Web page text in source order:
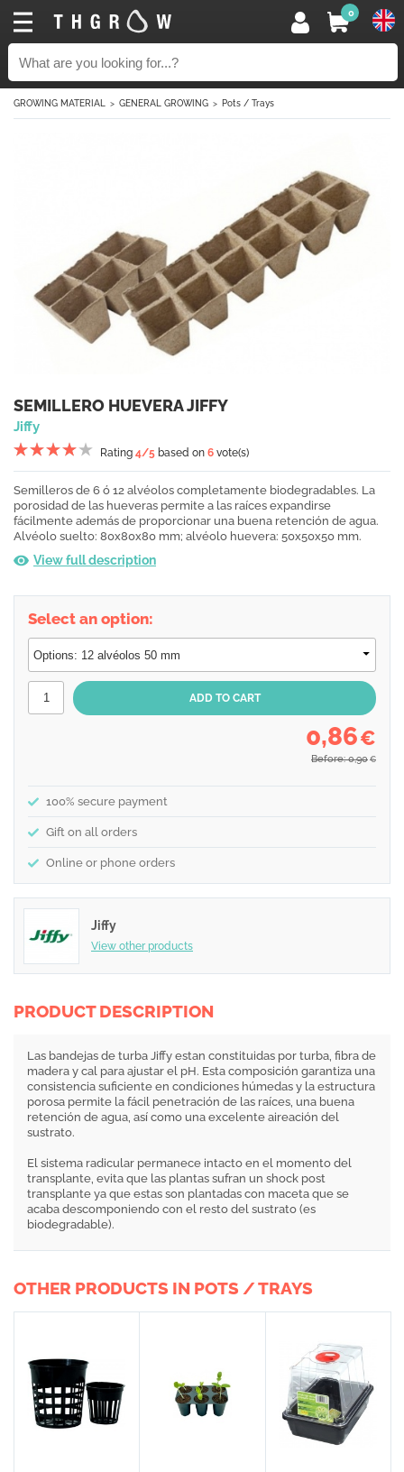
0
GROWING MATERIAL GENERAL GROWING Pots / Trays
SEMILLERO HUEVERA JIFFY
Jiffy
Rating 4/5 based on 6 vote(s)
Semilleros de 6 ó 12 alvéolos completamente biodegradables. La
porosidad de las hueveras permite a las raíces expandirse
fácilmente además de proporcionar una buena retención de agua.
Alvéolo suelto: 80x80x80 mm; alvéolo huevera: 50x50x50 mm.
View full description
Select an option:
0,86€
Before: 0,90 €
100% secure payment
Gift on all orders
Online or phone orders
Jiffy
View other products
PRODUCT DESCRIPTION
Las bandejas de turba Jiffy estan constituidas por turba, fibra de
madera y cal para ajustar el pH. Esta composición garantiza una
consistencia suficiente en condiciones húmedas y la estructura
porosa permite la fácil penetración de las raíces, una buena
retención de agua, así como una excelente aireación del
sustrato.
El sistema radicular permanece intacto en el momento del
transplante, evita que las plantas sufran un shock post
transplante ya que estas son plantadas con maceta que se
acaba descomponiendo con el resto del sustrato (es
biodegradable).
OTHER PRODUCTS IN POTS / TRAYS